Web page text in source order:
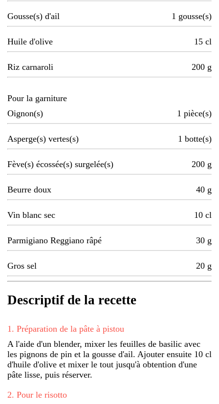
Gousse(s) d'ail 1 gousse(s)
Huile d'olive 15 cl
Riz carnaroli 200 g
Pour la garniture
Oignon(s)
1 pièce(s)
Asperge(s) vertes(s) 1 botte(s)
Fève(s) écossée(s) surgelée(s) 200 g
Beurre doux 40 g
Vin blanc sec 10 cl
Parmigiano Reggiano râpé 30 g
Gros sel 20 g
Descriptif de la recette
1 . Préparation de la pâte à pistou
A l'aide d'un blender, mixer les feuilles de basilic avec
les pignons de pin et la gousse d'ail. Ajouter ensuite 10 cl
d'huile d'olive et mixer le tout jusqu'à obtention d'une
pâte lisse, puis réserver.
2. Pour le risotto